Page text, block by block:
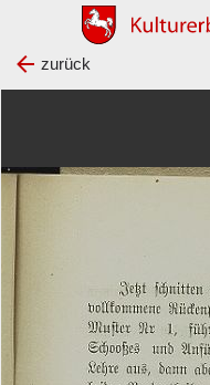
zurück